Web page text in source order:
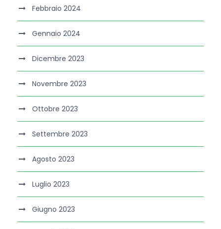
Febbraio 2024
Gennaio 2024
Dicembre 2023
Novembre 2023
Ottobre 2023
Settembre 2023
Agosto 2023
Luglio 2023
Giugno 2023